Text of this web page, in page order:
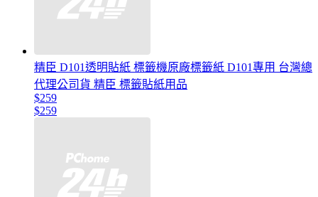
精臣 D101透明貼紙 標籤機原廠標籤紙 D101專用 台灣總
代理公司貨 精臣 標籤貼紙用品
$259
$259